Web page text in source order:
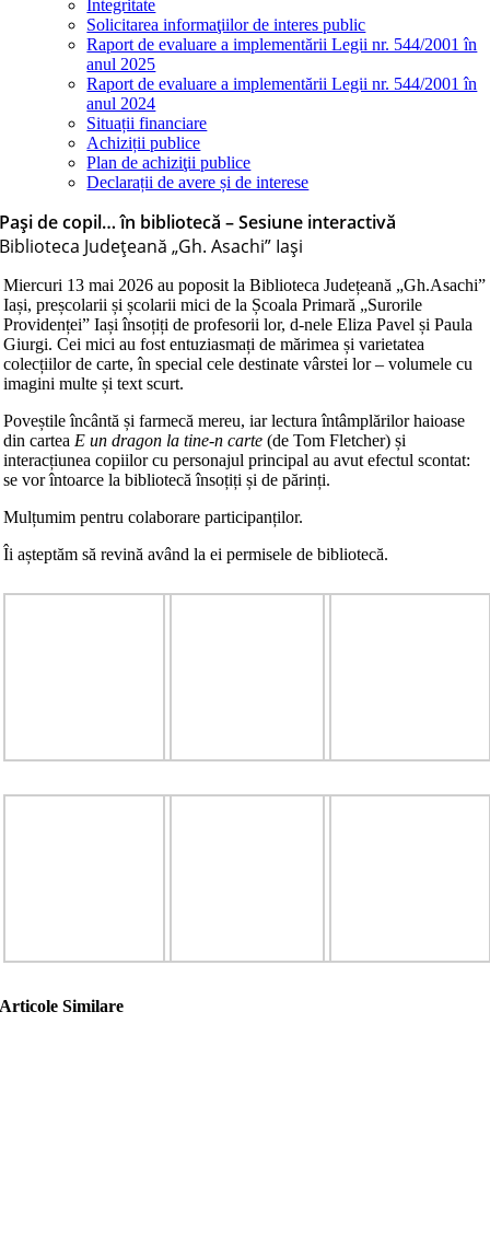
Integritate
Solicitarea informaţiilor de interes public
Raport de evaluare a implementării Legii nr. 544/2001 în
anul 2025
Raport de evaluare a implementării Legii nr. 544/2001 în
anul 2024
Situații financiare
Achiziții publice
Plan de achiziţii publice
Declarații de avere și de interese
Pași de copil… în bibliotecă – Sesiune interactivă
Biblioteca Judeţeană „Gh. Asachi” Iaşi
Miercuri 13 mai 2026 au poposit la Biblioteca Județeană „Gh.Asachiˮ
Iași, preșcolarii și școlarii mici de la Școala Primară „Surorile
Providențeiˮ Iași însoțiți de profesorii lor, d-nele Eliza Pavel și Paula
Giurgi. Cei mici au fost entuziasmați de mărimea și varietatea
colecțiilor de carte, în special cele destinate vârstei lor – volumele cu
imagini multe și text scurt.
Poveștile încântă și farmecă mereu, iar lectura întâmplărilor haioase
din cartea E un dragon la tine-n carte (de Tom Fletcher) și
interacțiunea copiilor cu personajul principal au avut efectul scontat:
se vor întoarce la bibliotecă însoțiți și de părinți.
Mulțumim pentru colaborare participanților.
Îi așteptăm să revină având la ei permisele de bibliotecă.
Articole Similare